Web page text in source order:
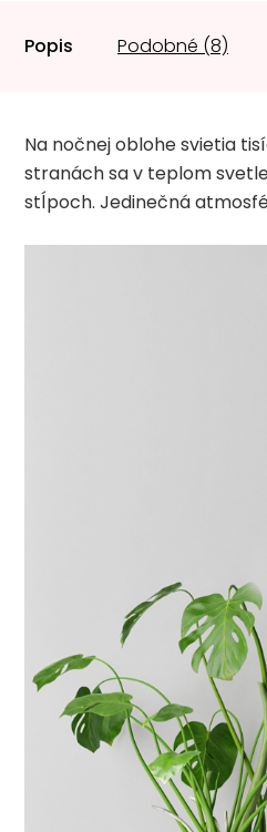
Popis Podobné (8)
Na nočnej oblohe svietia
stranách sa v teplom
stĺpoch. Jedinečná